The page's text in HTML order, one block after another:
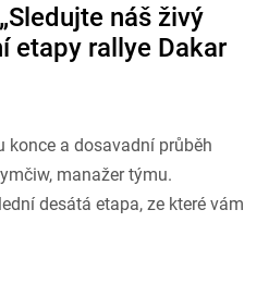
náš živý
etapy rallye Dakar
konce a dosavadní průběh
manažer týmu.
desátá etapa, ze které vám